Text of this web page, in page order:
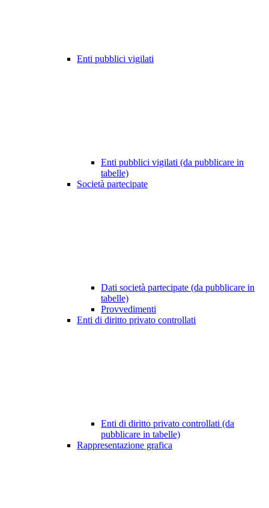
Enti pubblici vigilati
Enti pubblici vigilati (da pubblicare in
tabelle)
Società partecipate
Dati società partecipate (da pubblicare in
tabelle)
Provvedimenti
Enti di diritto privato controllati
Enti di diritto privato controllati (da
pubblicare in tabelle)
Rappresentazione grafica